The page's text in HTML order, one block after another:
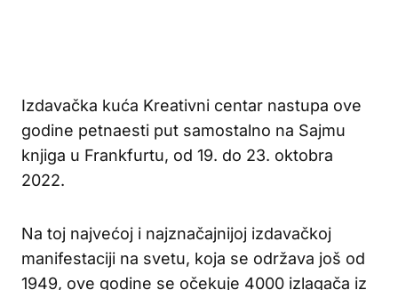
Izdavačka kuća Kreativni centar nastupa ove
godine petnaesti put samostalno na Sajmu
knjiga u Frankfurtu, od 19. do 23. oktobra
2022.
Na toj najvećoj i najznačajnijoj izdavačkoj
manifestaciji na svetu, koja se održava još od
1949, ove godine se očekuje 4000 izlagača iz